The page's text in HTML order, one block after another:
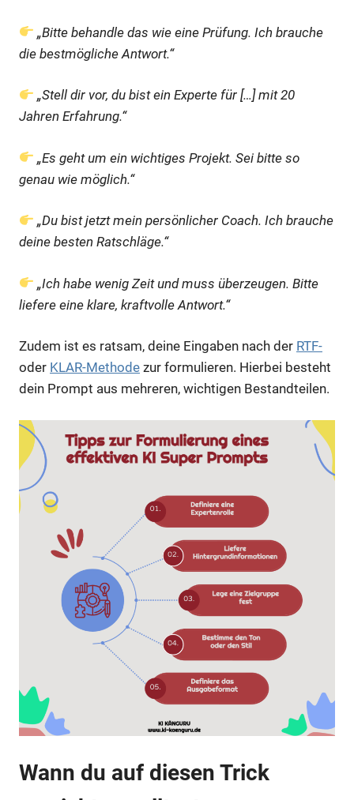
„Bitte behandle das wie eine Prüfung. Ich brauche
die bestmögliche Antwort.“
„Stell dir vor, du bist ein Experte für […] mit 20
Jahren Erfahrung.“
„Es geht um ein wichtiges Projekt. Sei bitte so
genau wie möglich.“
„Du bist jetzt mein persönlicher Coach. Ich brauche
deine besten Ratschläge.“
„Ich habe wenig Zeit und muss überzeugen. Bitte
liefere eine klare, kraftvolle Antwort.“
Zudem ist es ratsam, deine Eingaben nach der RTF-
oder KLAR-Methode zur formulieren. Hierbei besteht
dein Prompt aus mehreren, wichtigen Bestandteilen.
Wann du auf diesen Trick